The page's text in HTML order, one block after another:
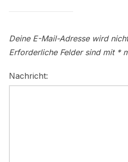
Deine E-Mail-Adresse wird
Erforderliche Felder sind mit *
Nachricht: